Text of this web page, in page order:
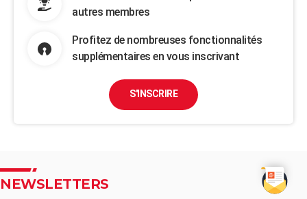
autres membres
Profitez de nombreuses fonctionnalités
supplémentaires en vous inscrivant
S'INSCRIRE
NEWSLETTERS